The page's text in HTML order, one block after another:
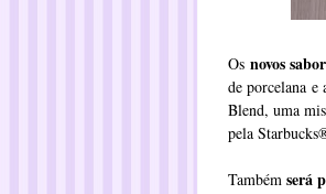
Os novos
de porcelana
Blend, uma
pela
Tambémserá